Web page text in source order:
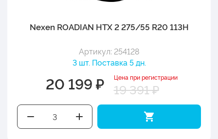
Nexen ROADIAN HTX 2 275/55 R20 113H
Артикул: 254128
3 шт. Поставка 5 дн.
20 199 ₽ Цена при регистрации
19 391 ₽